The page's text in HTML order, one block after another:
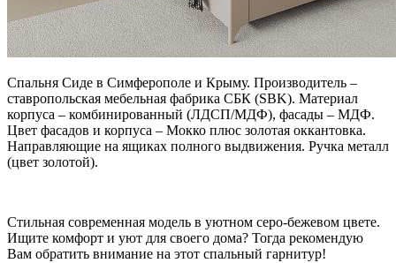
Спальня Сиде в Симферополе и Крыму. Производитель –
ставропольская мебельная фабрика СБК (SBK). Материал
корпуса – комбинированный (ЛДСП/МДФ), фасады – МДФ.
Цвет фасадов и корпуса – Мокко плюс золотая оккантовка.
Направляющие на ящиках полного выдвижения. Ручка металл
(цвет золотой).
Стильная современная модель в уютном серо-бежевом цвете.
Ищите комфорт и уют для своего дома? Тогда рекомендую
Вам обратить внимание на этот спальный гарнитур!